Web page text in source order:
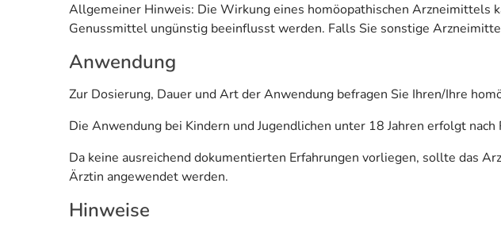
Allgemeiner Hinweis: Die Wirkung eines homöopathischen Arzneimittels
Genussmittel ungünstig beeinflusst werden. Falls Sie sonstige
Anwendung
Zur Dosierung, Dauer und Art der Anwendung befragen Sie Ihren/Ihre
Die Anwendung bei Kindern und Jugendlichen unter 18 Jahren erfolgt
Da keine ausreichend dokumentierten Erfahrungen vorliegen, sollte das
Ärztin angewendet werden.
Hinweise